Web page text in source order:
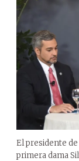
El presidente de
primera dama